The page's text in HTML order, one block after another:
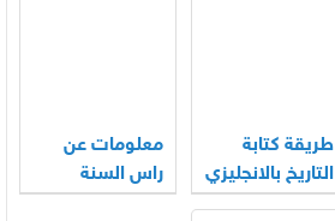
طريقة كتابة
التاريخ بالانجليزي
معلومات عن
راس السنة